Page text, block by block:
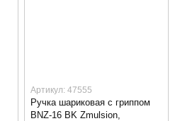
Артикул: 47555
Ручка шариковая с гриппом
BNZ-16 BK Zmulsion,